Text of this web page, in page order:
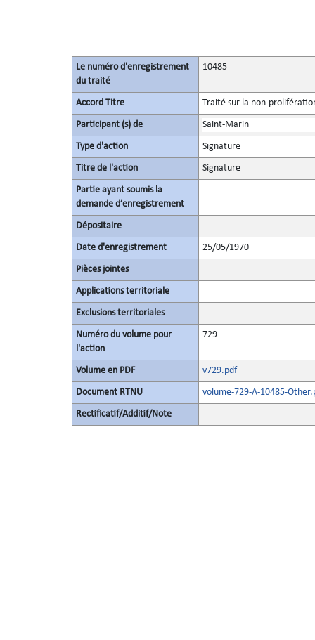
Le numéro d'enregistrement
du traité
10485
Accord Titre Traité sur la non-
Participant (s) de Saint-Marin
Type d'action Signature
Titre de l'action Signature
Partie ayant soumis la
demande d’enregistrement
Dépositaire
Date d'enregistrement 25/05/1970
Pièces jointes
Applications territoriale
Exclusions territoriales
Numéro du volume pour
l'action
729
Volume en PDF v729.pdf
Document RTNU volume-729-A-10485-
Rectificatif/Additif/Note